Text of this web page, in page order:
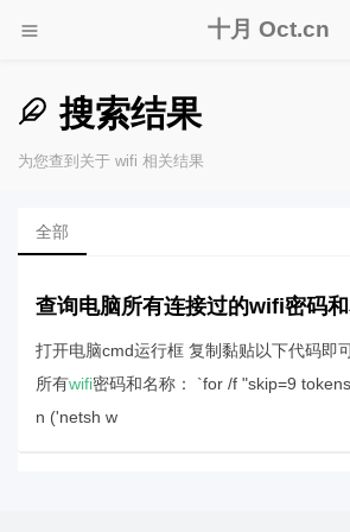
十月 Oct.cn
搜索结果
为您查到关于 wifi 相关结果
全部
查询电脑所有连接过的wifi密码
打开电脑cmd运行框 复制黏贴以下代码即
所有wifi密码和名称： `for /f "skip=9
n ('netsh w